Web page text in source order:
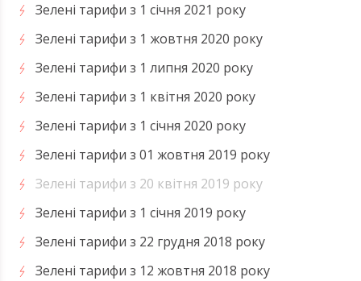
Зелені тарифи з 1 січня 2021 року
Зелені тарифи з 1 жовтня 2020 року
Зелені тарифи з 1 липня 2020 року
Зелені тарифи з 1 квітня 2020 року
Зелені тарифи з 1 січня 2020 року
Зелені тарифи з 01 жовтня 2019 року
Зелені тарифи з 20 квітня 2019 року
Зелені тарифи з 1 січня 2019 року
Зелені тарифи з 22 грудня 2018 року
Зелені тарифи з 12 жовтня 2018 року